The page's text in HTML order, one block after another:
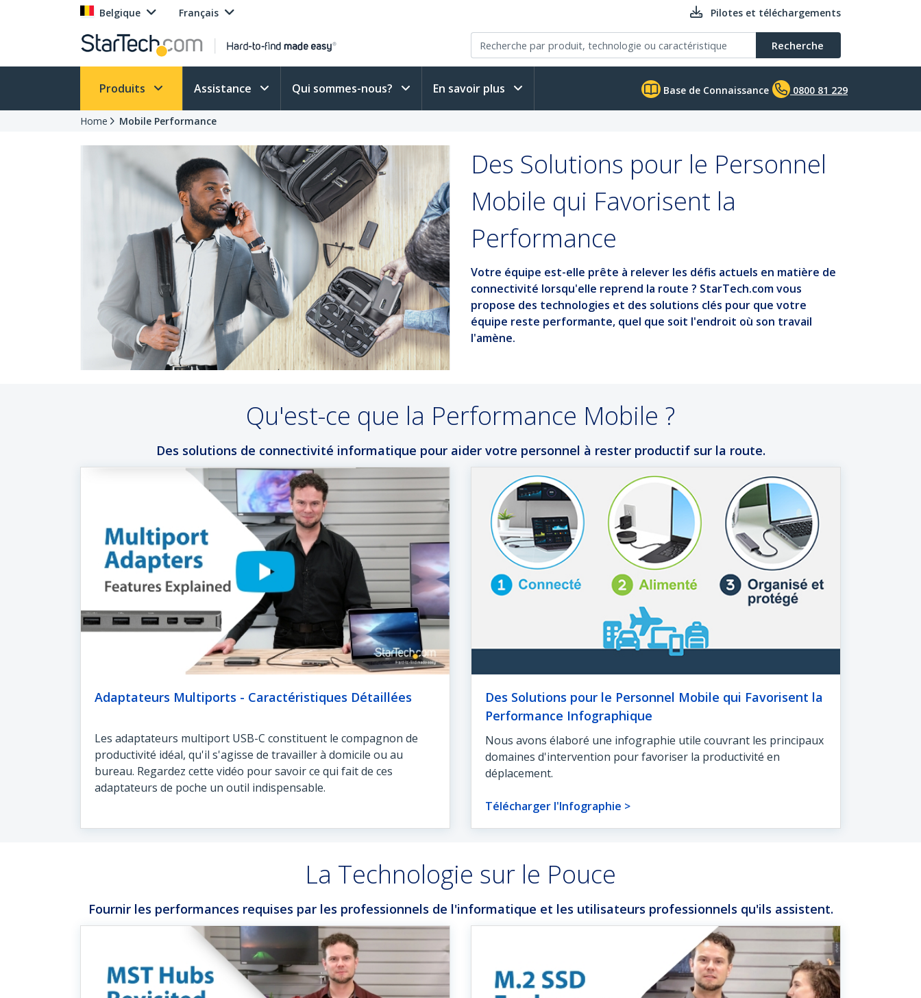
Belgique Français Pilotes et téléchargements
Recherche
Produits Assistance Qui sommes-nous? En savoir plus Base de Connaissance 0800 81 229
Home Mobile Performance
Des Solutions pour le Personnel
Mobile qui Favorisent la
Performance
Votre équipe est-elle prête à relever les défis actuels en matière de
connectivité lorsqu'elle reprend la route ? StarTech.com vous
propose des technologies et des solutions clés pour que votre
équipe reste performante, quel que soit l'endroit où son travail
l'amène.
Qu'est-ce que la Performance Mobile ?
Des solutions de connectivité informatique pour aider votre personnel à rester productif sur la route.
Adaptateurs Multiports - Caractéristiques Détaillées
Les adaptateurs multiport USB-C constituent le compagnon de
productivité idéal, qu'il s'agisse de travailler à domicile ou au
bureau. Regardez cette vidéo pour savoir ce qui fait de ces
adaptateurs de poche un outil indispensable.
Des Solutions pour le Personnel Mobile qui Favorisent la
Performance Infographique
Nous avons élaboré une infographie utile couvrant les principaux
domaines d'intervention pour favoriser la productivité en
déplacement.
Télécharger l'Infographie >
La Technologie sur le Pouce
Fournir les performances requises par les professionnels de l'informatique et les utilisateurs professionnels qu'ils assistent.